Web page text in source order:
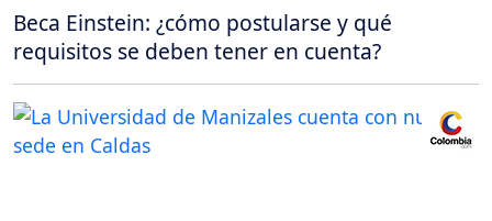
Beca Einstein: ¿cómo postularse y qué
requisitos se deben tener en cuenta?